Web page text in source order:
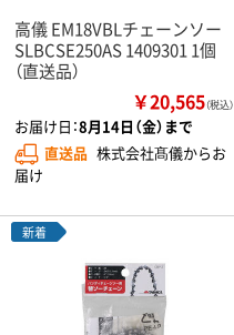
高儀 EM18VBLチェーンソー
SLBCSE250AS 1409301 1個
（直送品）
￥20,565（税込）
お届け日：8月14日（金）まで
直送品 株式会社髙儀からお
届け
新着